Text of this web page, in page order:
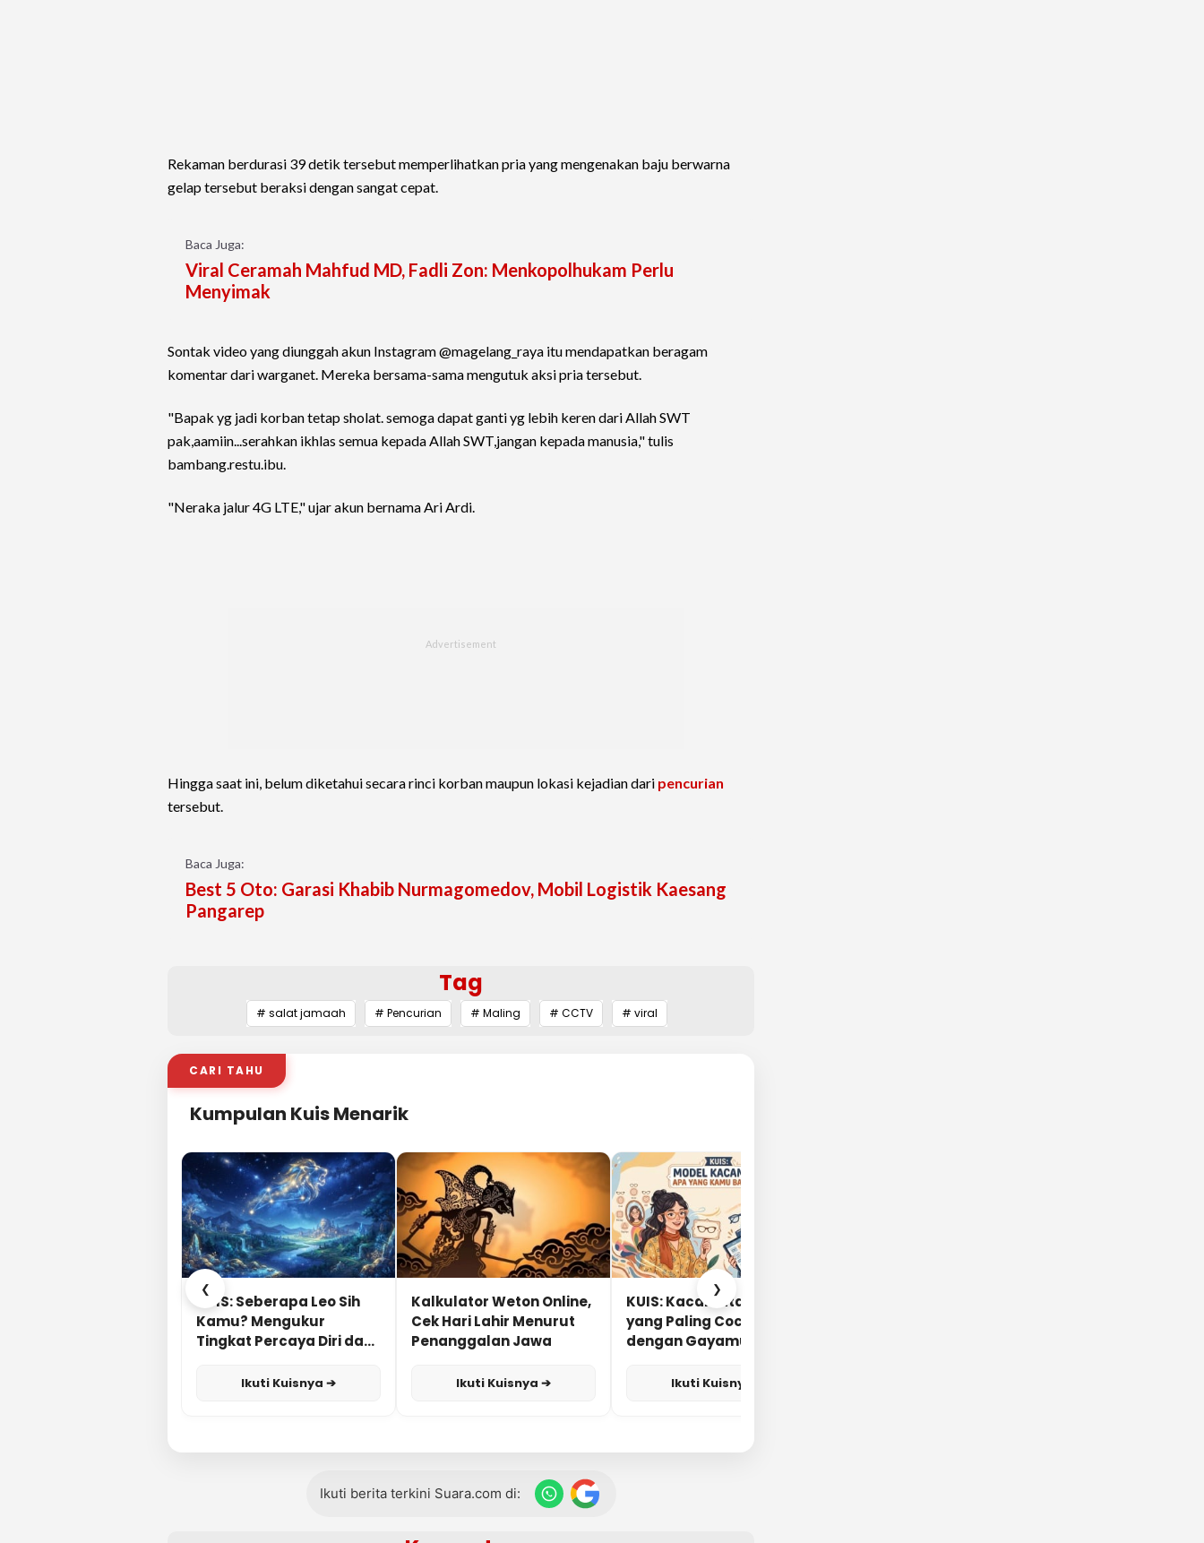
Rekaman berdurasi 39 detik tersebut memperlihatkan pria yang mengenakan baju berwarna
gelap tersebut beraksi dengan sangat cepat.
Baca Juga:
Viral Ceramah Mahfud MD, Fadli Zon: Menkopolhukam Perlu
Menyimak
Sontak video yang diunggah akun Instagram @magelang_raya itu mendapatkan beragam
komentar dari warganet. Mereka bersama-sama mengutuk aksi pria tersebut.
"Bapak yg jadi korban tetap sholat. semoga dapat ganti yg lebih keren dari Allah SWT
pak,aamiin...serahkan ikhlas semua kepada Allah SWT,jangan kepada manusia," tulis
bambang.restu.ibu.
"Neraka jalur 4G LTE," ujar akun bernama Ari Ardi.
Hingga saat ini, belum diketahui secara rinci korban maupun lokasi kejadian dari pencurian
tersebut.
Baca Juga:
Best 5 Oto: Garasi Khabib Nurmagomedov, Mobil Logistik Kaesang
Pangarep
Tag
# salat jamaah # Pencurian # Maling # CCTV # viral
CARI TAHU
Kumpulan Kuis Menarik
❮
KUIS: Seberapa Leo Sih
Kamu? Mengukur
Tingkat Percaya Diri dan
Ikuti Kuisnya ➔
Kalkulator Weton Online,
Cek Hari Lahir Menurut
Penanggalan Jawa
Ikuti Kuisnya ➔
KUIS: Kacamata Apa
yang Paling Cocok
dengan Gayamu?
Ikuti Kuisnya ➔
❯
Ikuti berita terkini Suara.com di: